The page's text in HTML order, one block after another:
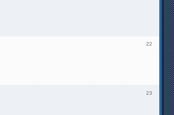
22
23